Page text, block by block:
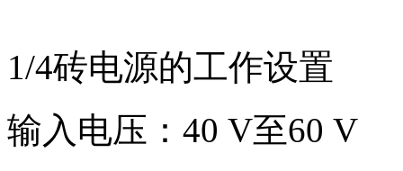
1/4砖电源的工作设置
输入电压：40 V至60 V